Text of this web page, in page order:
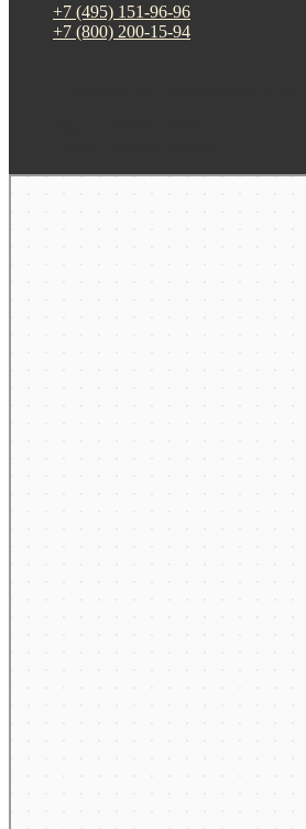
+7 (495) 151-96-96
+7 (800) 200-15-94
Москва